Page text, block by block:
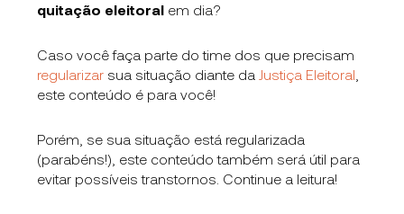
quitação eleitoral em dia?
Caso você faça parte do time dos que precisam
regularizar sua situação diante da Justiça Eleitoral
este conteúdo é para você!
Porém, se sua situação está regularizada
(parabéns!), este conteúdo também será útil para
evitar possíveis transtornos. Continue a leitura!